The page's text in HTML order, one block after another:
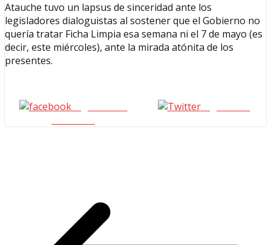
Atauche tuvo un lapsus de sinceridad ante los
legisladores dialoguistas al sostener que el Gobierno no
quería tratar Ficha Limpia esa semana ni el 7 de mayo (es
decir, este miércoles), ante la mirada atónita de los
presentes.
Seguinos en
seguinos X